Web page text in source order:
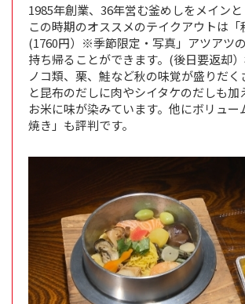
1985年創業、36年営む釜めしをメインと
この時期のオススメのテイクアウトは「
(1760円）※季節限定・写真」アツアツ
持ち帰ることができます。(後日要返却
ノコ類、栗、鮭など秋の味覚が盛りだく
と昆布のだしに肉やシイタケのだしも加
お米に味が染みています。他にボリュー
焼き」も評判です。